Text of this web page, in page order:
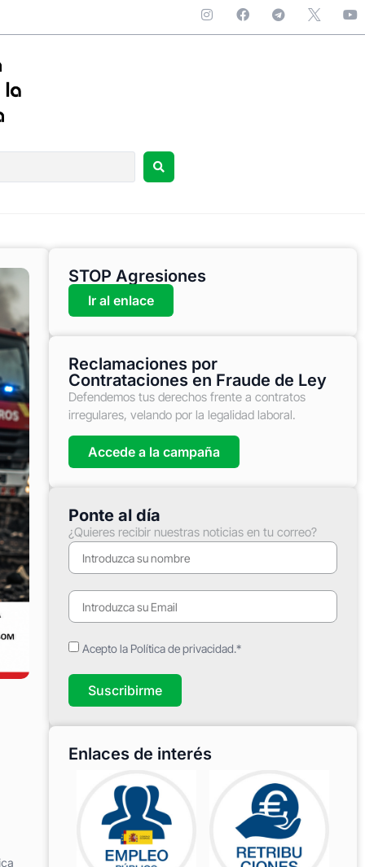
STOP Agresiones
Ir al enlace
Reclamaciones por
Contrataciones en Fraude de Ley
Defendemos tus derechos frente a contratos
irregulares, velando por la legalidad laboral.
Accede a la campaña
Ponte al día
¿Quieres recibir nuestras noticias en tu correo?
Acepto la Política de privacidad.*
Suscribirme
Enlaces de interés